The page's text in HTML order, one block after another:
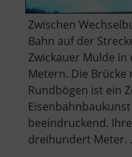
Zwischen
Bahn auf der
Zwickauer Mulde
Metern. Die
Rundbögen ist ein
beeindruckend.
dreihundert Meter.